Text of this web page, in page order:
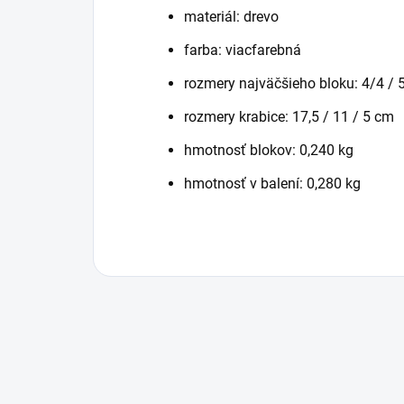
materiál: drevo
farba: viacfarebná
rozmery najväčšieho bloku: 4/4 /
rozmery krabice: 17,5 / 11 / 5 cm
hmotnosť blokov: 0,240 kg
hmotnosť v balení: 0,280 kg